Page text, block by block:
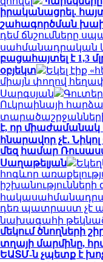
իրականացրել.
շահագործման
դեմ ճնշումները
սահմանադրական
բացահայտել է 1,3
օբյեկտ
Եկել էիք
միայն փողով
Սարգսյան
Ուկրաինայի
է, որ միաժամանակ
հնարավոր չէ․
մեզ համար
Սաղաթելյան
հոգևոր
իշխանությունների
դեռ պատրաստ չէ
նախագահի
մեկում ծնողների
տղայի մարմինը,
ԵԱՏՄ-ն չպետք է